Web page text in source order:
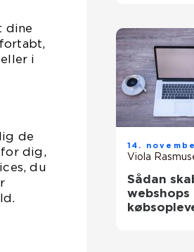
dine
i
de
for dig,
du
14.
Viola
Sådan
webshops